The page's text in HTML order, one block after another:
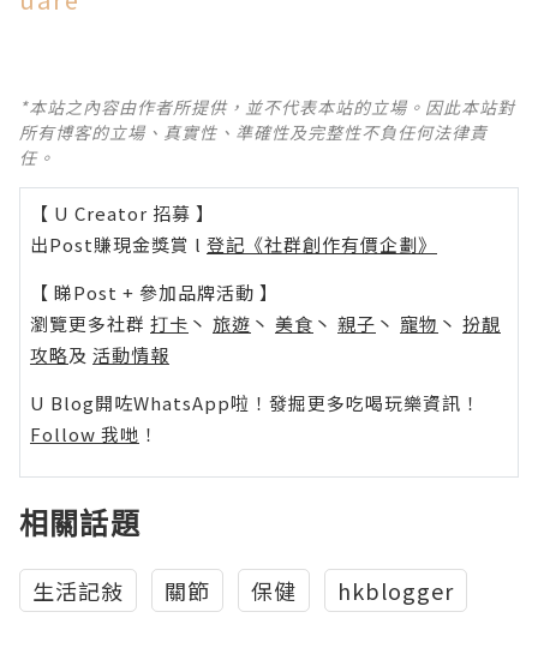
*本站之內容由作者所提供，並不代表本站的立場。因此本站對
所有博客的立場、真實性、準確性及完整性不負任何法律責
任。
【 U Creator 招募 】
出Post賺現金獎賞 l 登記《社群創作有價企劃》
【 睇Post + 參加品牌活動 】
瀏覽更多社群 打卡 丶 旅遊 丶 美食 丶 親子 丶 寵物 丶 扮靚
攻略及 活動情報
U Blog開咗WhatsApp啦！發掘更多吃喝玩樂資訊！
Follow 我哋 ！
相關話題
生活記敍 關節 保健 hkblogger